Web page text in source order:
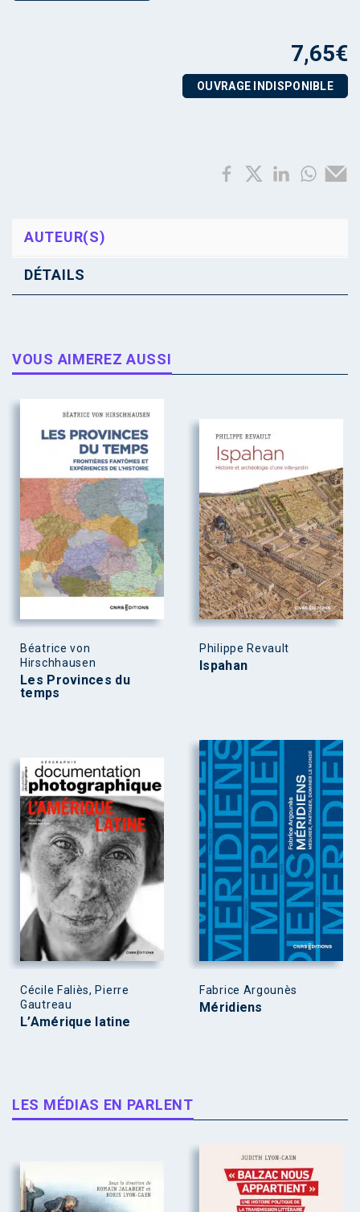
7,65€
OUVRAGE INDISPONIBLE
AUTEUR(S)
DÉTAILS
VOUS AIMEREZ AUSSI
Béatrice von
Hirschhausen
Les Provinces du
temps
Philippe Revault
Ispahan
Cécile Faliès, Pierre
Gautreau
L’Amérique latine
Fabrice Argounès
Méridiens
LES MÉDIAS EN PARLENT